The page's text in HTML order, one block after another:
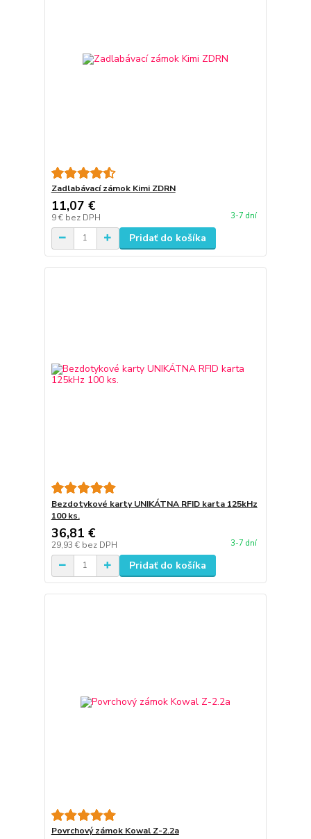
Zadlabávací zámok Kimi ZDRN
11,07 €
9 € bez DPH 3-7 dní
Pridať do košíka
Bezdotykové karty UNIKÁTNA RFID karta 125kHz
100 ks.
36,81 €
29,93 € bez DPH 3-7 dní
Pridať do košíka
Povrchový zámok Kowal Z-2.2a